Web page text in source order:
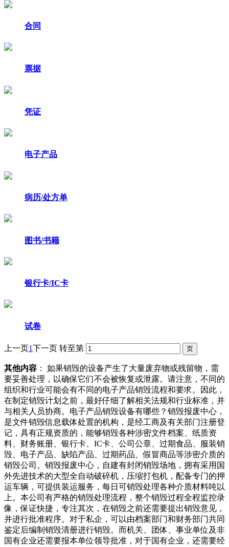
合同
票据
凭证
电子产品
病历/处方单
图书/书籍
银行卡/IC卡
试卷
上一页1下一页 转至第
其他内容 ： 如果销毁的设备产生了大量废弃物或残留物，需
要妥善处理，以确保它们不会被恢复或泄露。请注意，不同的
组织和行业可能会有不同的电子产品销毁流程和要求。因此，
在制定销毁计划之前，最好仔细了解相关法规和行业标准，并
与相关人员协商。电子产品销毁设备有哪些？销毁报废中心，
是文件销毁信息载体处置的机构，是经工商及有关部门注册登
记，具有正规资质的，能够销毁各种涉密文件档案、纸质资
料、财务账册、银行卡、IC卡、公司公章、过期食品、服装销
毁、电子产品、缺陷产品、过期药品、假冒商品等涉密介质的
销毁公司。销毁报废中心，自建有封闭销毁场地，拥有采用国
外先进技术的大型全自动破碎机，压缩打包机，配备专门的押
运车辆，可提供装运服务，每日可销毁处理各种介质材料吨以
上。本公司有严格的销毁处理流程，整个销毁过程全程监控录
像，保证快捷，专注其次，在销毁之前还需要提出销毁意见，
并进行批准程序。对于私企，可以由档案部门和财务部门共同
鉴定后编制销毁清册进行销毁。而机关、团体、事业单位及非
国有企业还需要报本单位领导批准，对于国有企业，还需要经